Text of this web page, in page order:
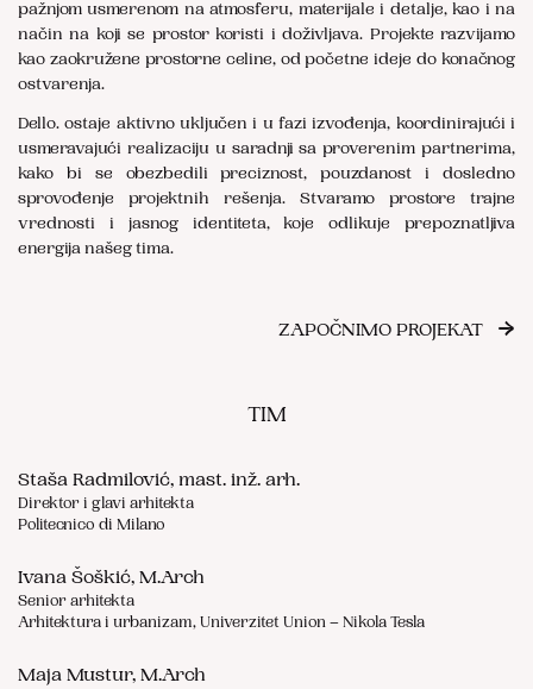
pažnjom usmerenom na atmosferu, materijale i detalje, kao i na
način na koji se prostor koristi i doživljava. Projekte razvijamo
kao zaokružene prostorne celine, od početne ideje do konačnog
ostvarenja.
Dello. ostaje aktivno uključen i u fazi izvođenja, koordinirajući i
usmeravajući realizaciju u saradnji sa proverenim partnerima,
kako bi se obezbedili preciznost, pouzdanost i dosledno
sprovođenje projektnih rešenja. Stvaramo prostore trajne
vrednosti i jasnog identiteta, koje odlikuje prepoznatljiva
energija našeg tima.
ZAPOČNIMO PROJEKAT →
TIM
Staša Radmilović, mast. inž. arh.
Direktor i glavi arhitekta
Politecnico di Milano
Ivana Šoškić, M.Arch
Senior arhitekta
Arhitektura i urbanizam, Univerzitet Union – Nikola Tesla
Maja Mustur, M.Arch